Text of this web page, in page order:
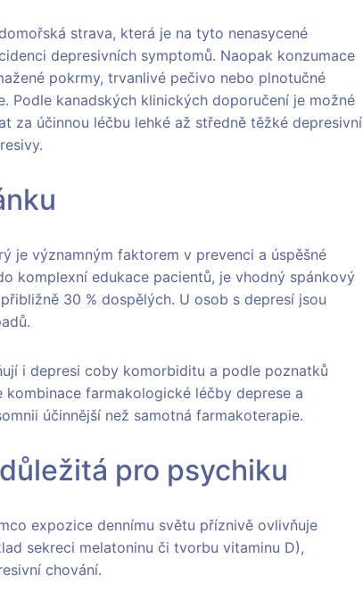
strava, která je na tyto nenasycené
depresivních symptomů. Naopak konzumace
pokrmy, trvanlivé pečivo nebo plnotučné
Podle kanadských klinických doporučení je možné
za účinnou léčbu lehké až středně těžké depresivní
je významným faktorem v prevenci a úspěšné
komplexní edukace pacientů, je vhodný spánkový
30 % dospělých. U osob s depresí jsou
i depresi coby komorbiditu a podle poznatků
farmakologické léčby deprese a
účinnější než samotná farmakoterapie.
pro psychiku
expozice dennímu světu příznivě ovlivňuje
sekreci melatoninu či tvorbu vitaminu D),
chování.